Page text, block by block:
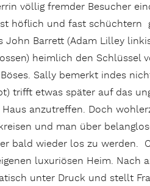
völlig fremder Besucher
höflich und fast schüchtern
John Barrett (Adam Lilley
heimlich den Schlüssel
Sally bemerkt indes
trifft etwas später auf das
Haus anzutreffen. Doch
und man über
bald wieder los zu werden.
luxuriösen Heim. Nach
unter Druck und stellt